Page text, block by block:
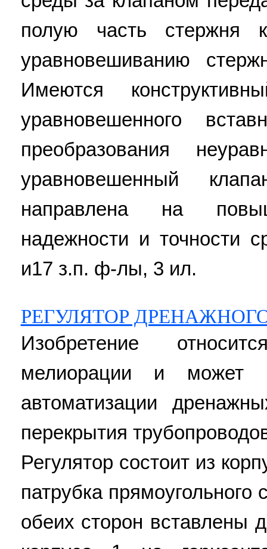
полую часть стержня
уравновешиванию
Имеются
уравновешенного
преобразования
уравновешенный
направлена на
надежности и точности
и17 з.п. ф-лы, 3 ил.
РЕГУЛЯТОР
Изобретение
мелиорации и может
автоматизации
перекрытия
Регулятор состоит из
патрубка прямоугольного
обеих сторон вставлены